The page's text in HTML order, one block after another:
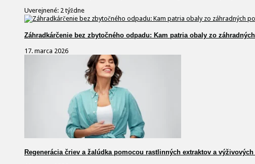
Uverejnené: 2 týždne
Záhradkárčenie bez zbytočného odpadu: Kam patria obaly zo
17. marca 2026
Regenerácia čriev a žalúdka pomocou rastlinných extraktov a